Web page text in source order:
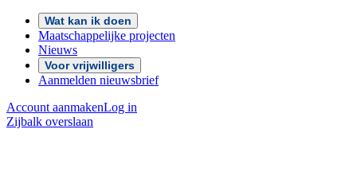
Wat kan ik doen
Maatschappelijke projecten
Nieuws
Voor vrijwilligers
Aanmelden nieuwsbrief
Account aanmakenLog in
Zijbalk overslaan